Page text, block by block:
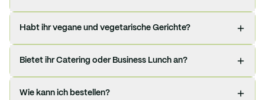
Habt ihr vegane und vegetarische Gerichte?
Bietet ihr Catering oder Business Lunch an?
Wie kann ich bestellen?